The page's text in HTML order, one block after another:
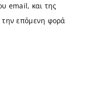
email, και της
την επόμενη φορά